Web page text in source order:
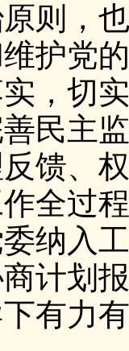
则，
护党
，切
民主
馈、
全过
纳入
计划
有力